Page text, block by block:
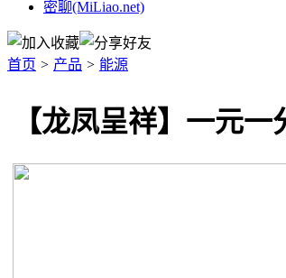
密聊(MiLiao.net)
首页 > 产品 > 能源
【龙凤呈祥】一元